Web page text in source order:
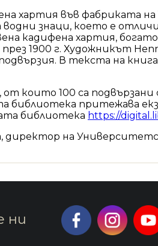
хартия във фабриката на
знаци, което е
кадифена хартия,
1900 г. Художникът
В текста на
които 100 са
притежава
библиотека https://
директор на
ни